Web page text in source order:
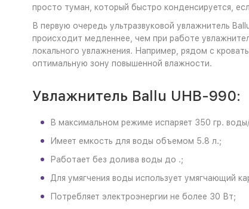
просто туман, который быстро конденсируется,
В первую очередь ультразвуковой увлажнитель
происходит медленнее, чем при работе
локального увлажнения. Например, рядом с
оптимальную зону повышенной влажности.
Увлажнитель Ballu UHB-990:
В максимальном режиме испаряет 350 гр.
Имеет емкость для воды объемом 5.8 л.;
Работает без долива воды до .;
Для умягчения воды использует умягчающий
Потребляет электроэнергии не более 30 Вт;